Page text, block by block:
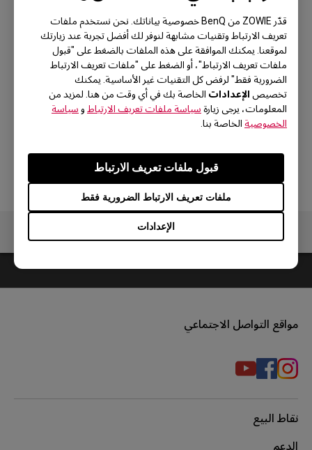
قدّر ZOWIE من BenQ خصوصية بياناتك. نحن نستخدم ملفات
تعريف الارتباط وتقنيات مشابهة لنوفر لك أفضل تجربة عند زيارتك
لموقعنا. يمكنك الموافقة على هذه الملفات بالضغط على "قبول
ملفات تعريف الارتباط"، أو الضغط على "ملفات تعريف الارتباط
الضرورية فقط" لرفض كل التقنيات غير الأساسية. يمكنك
تخصيص الإعدادات الخاصة بك في أي وقت من هنا. لمزيد من
المعلومات، يرجى زيارة سياسة ملفات تعريف الارتباط و سياسة
الخصوصية الخاصة بنا.
الإعدادات
ملفات تعريف الارتباط الضرورية فقط
قبول ملفات تعريف الارتباط
Driverless; plug and play
3360 sensor
مواقع التواصل الاجتماعي
نقاط البيع
الدعم